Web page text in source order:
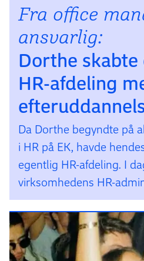
Fra office
ansvarlig:
Dorthe skabte
HR-afdeling
Da Dorthe begyndte på
i HR på EK, havde
egentlig HR-afdeling. I
virksomhedens HR-